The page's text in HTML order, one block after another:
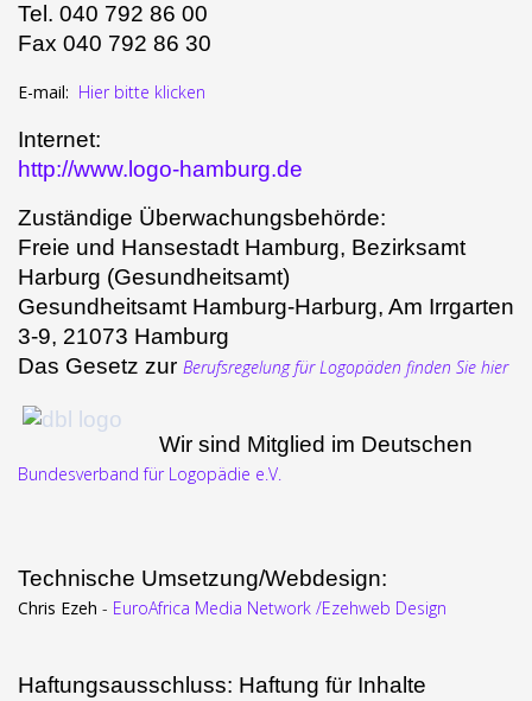
Tel. 040 792 86 00
Fax 040 792 86 30
E-mail: Hier bitte klicken
Internet:
http://www.logo-hamburg.de
Zuständige Überwachungsbehörde:
Freie und Hansestadt Hamburg, Bezirksamt
Harburg (Gesundheitsamt)
Gesundheitsamt Hamburg-Harburg, Am Irrgarten
3-9, 21073 Hamburg
Das Gesetz zur Berufsregelung für Logopäden finden Sie hier
Wir sind Mitglied im Deutschen
Bundesverband für Logopädie e.V.
Technische Umsetzung/Webdesign:
Chris Ezeh - EuroAfrica Media Network /Ezehweb Design
Haftungsausschluss: Haftung für Inhalte